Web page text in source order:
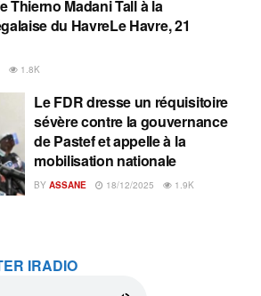
Thierno Madani Tall à la
du HavreLe Havre, 21
1.8K
Le FDR dresse un réquisitoire
sévère contre la gouvernance
de Pastef et appelle à la
mobilisation nationale
BY ASSANE 18/12/2025 1.9K
IRADIO